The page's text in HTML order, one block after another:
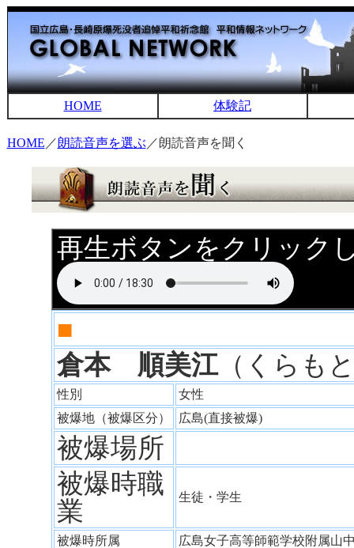
HOME 体験記
HOME ／朗読音声を選ぶ ／朗読音声を聞く
再生ボタンをクリック
■
倉本 順美江（くら
性別
女性
被爆地（被爆区分）
広島(直接被爆)
被爆場所
被爆時職
業
生徒・学生
被爆時所属 広島女子高等師範学校附属